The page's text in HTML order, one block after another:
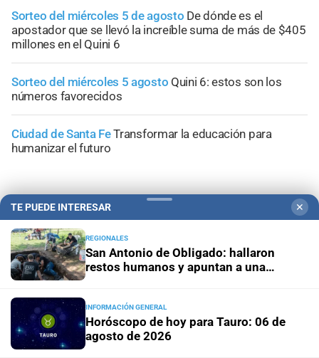
Sorteo del miércoles 5 de agosto De dónde es el
apostador que se llevó la increíble suma de más de $405
millones en el Quini 6
Sorteo del miércoles 5 agosto Quini 6: estos son los
números favorecidos
Ciudad de Santa FeTransformar la educación para
humanizar el futuro
TE PUEDE INTERESAR ✕
REGIONALES
San Antonio de Obligado: hallaron
restos humanos y apuntan a una
INFORMACIÓN GENERAL
Horóscopo de hoy para Tauro: 06 de
agosto de 2026